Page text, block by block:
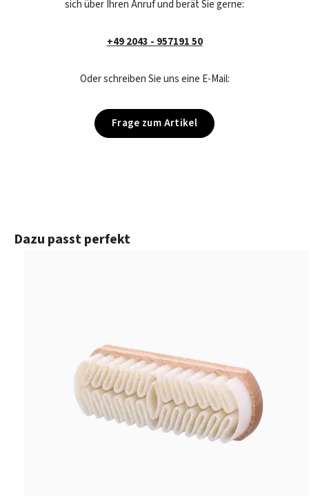
sich über Ihren Anruf und berät Sie gerne:
+49 2043 - 957191 50
Oder schreiben Sie uns eine E-Mail:
Frage zum Artikel
Produktgalerie überspringen
Dazu passt perfekt